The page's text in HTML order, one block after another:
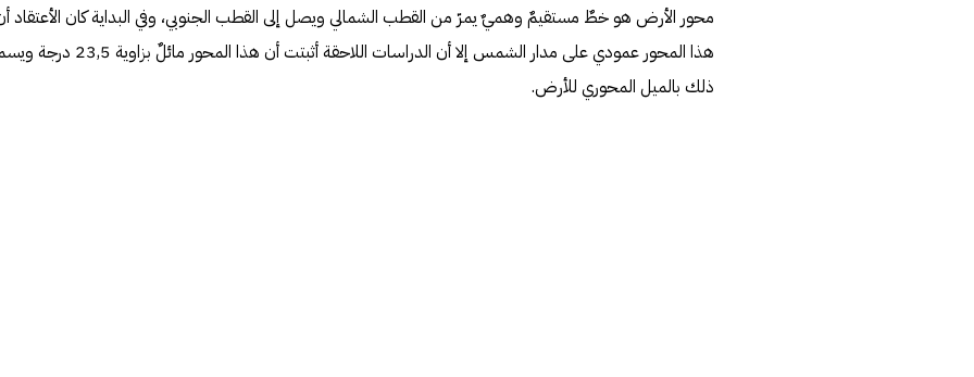
محور الأرض هو خطٌ مستقيمٌ وهميٌ يمرّ من القطب الشمالي ويصل إلى القطب الجنوبي، وفي البداية كان الأعتقاد
هذا المحور عمودي على مدار الشمس إلا أن الدراسات اللاحقة أثبتت أن هذا المحور
ذلك بالميل المحوري للأرض.